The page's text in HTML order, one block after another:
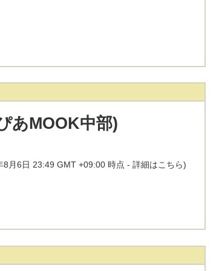
あMOOK中部)
8月6日 23:49 GMT +09:00 時点 - 詳細はこちら)